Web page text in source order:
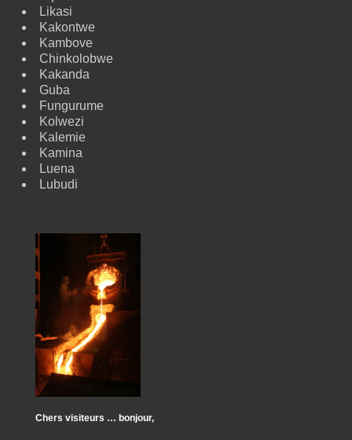
Likasi
Kakontwe
Kambove
Chinkolobwe
Kakanda
Guba
Fungurume
Kolwezi
Kalemie
Kamina
Luena
Lubudi
Chers visiteurs … bonjour,